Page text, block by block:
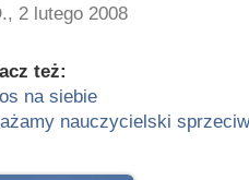
2 lutego 2008
też:
na siebie
nauczycielski sprzeciw